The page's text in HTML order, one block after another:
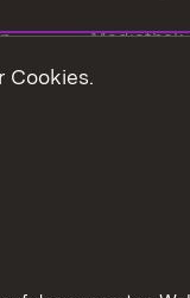
Mediathek
Cookies.